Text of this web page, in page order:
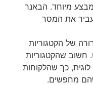
מיוחד. הבאנר
את המסר
של הקטגוריות
חשוב שהקטגוריות
לוגית, כך שהלקוחות
מחפשים.